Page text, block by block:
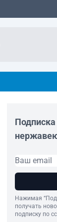
Нажимая
получать
подписку по